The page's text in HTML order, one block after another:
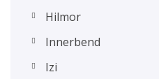
Hilmor
Innerbend
Izi